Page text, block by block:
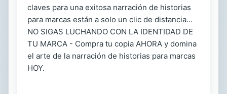
claves para una exitosa narración de historias
para marcas están a solo un clic de distancia...
NO SIGAS LUCHANDO CON LA IDENTIDAD DE
TU MARCA - Compra tu copia AHORA y domina
el arte de la narración de historias para marcas
HOY.